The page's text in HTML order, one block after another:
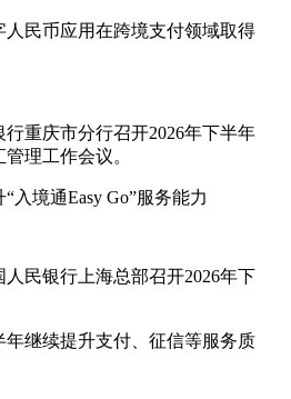
人民币应用在跨境支付领域取得
重庆市分行召开2026年下半年
理工作会议。
入境通Easy Go”服务能力
人民银行上海总部召开2026年下
年继续提升支付、征信等服务质